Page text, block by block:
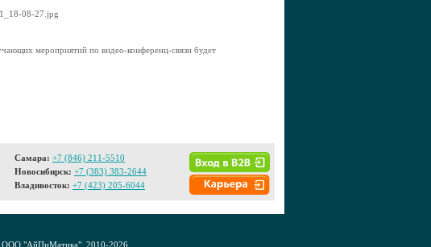
мероприятий по видео-конференц-связи будет
Самара: +7 (846) 211-5510
Новосибирск: +7 (383) 383-2644
Владивосток: +7 (423) 205-6044
"АйПиМатика", 2010-2026